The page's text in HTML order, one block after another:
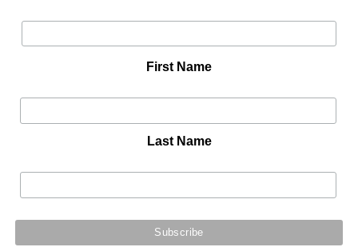
First Name
Last Name